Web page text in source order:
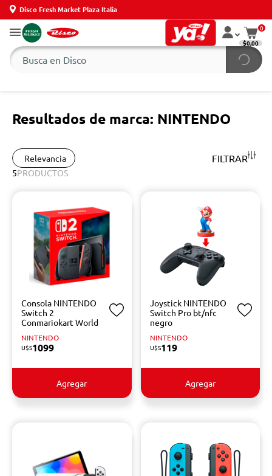
Disco Fresh Market Plaza Italia
0
$0,00
Resultados de marca: NINTENDO
Relevancia FILTRAR
5PRODUCTOS
Consola NINTENDO
Switch 2
Conmariokart World
NINTENDO
U$S1099
Agregar
Joystick NINTENDO
Switch Pro bt/nfc
negro
NINTENDO
U$S119
Agregar